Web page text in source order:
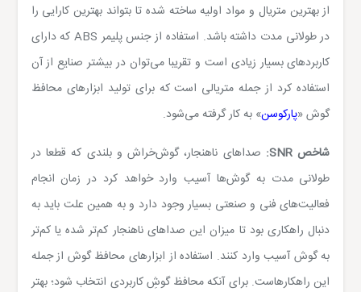
از بهترین متریال و مواد اولیه ساخته شده تا بتواند بهترین کارایی را
در طولانی مدت داشته باشد. استفاده از جنس پلیمر ABS که دارای
کاربردهای بسیار زیادی است و تقریبا می‌توان در بیشتر صنایع از آن
استفاده کرد از جمله متریالی است که برای تولید ابزارهای محافظ
گوش «پارکوسن» به کار گرفته می‌شود.
شاخص SNR
: صداهای ناهنجار، گوش‌خراش و بلندی که قطعا در
طولانی مدت به گوش‌ها آسیب وارد خواهد کرد در زمان انجام
فعالیت‌های فنی و صنعتی بسیار وجود دارد و به همین علت باید به
دنبال راهکاری بود تا میزان این صداهای ناهنجار کم‌تر شده یا کم‌تر
به گوش آسیب وارد کنند. استفاده از ابزارهای محافظ گوش از جمله
این راهکارهاست. برای آنکه محافظ گوشِ کاربردی انتخاب شود؛ بهتر